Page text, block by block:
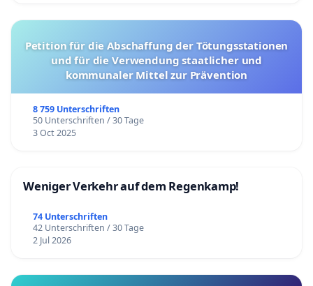
Petition für die Abschaffung der Tötungsstationen
und für die Verwendung staatlicher und
kommunaler Mittel zur Prävention
8 759 Unterschriften
50 Unterschriften / 30 Tage
3 Oct 2025
Weniger Verkehr auf dem Regenkamp!
74 Unterschriften
42 Unterschriften / 30 Tage
2 Jul 2026